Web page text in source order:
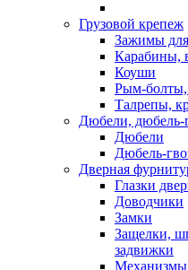
Грузовой крепеж
Зажимы для
Карабины,
Коуши
Рым-
Талрепы,
Дюбели, дюбель-
Дюбели
Дюбель-
Дверная
Глазки
Доводчики
Замки
Защелки,
задвижки
Механизмы